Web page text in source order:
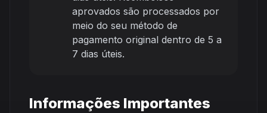
aprovados são processados por
meio do seu método de
pagamento original dentro de 5 a
7 dias úteis.
Informações Importantes